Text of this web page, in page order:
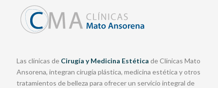
Las clínicas de Cirugía y Medicina Estética de Clínicas Mato
Ansorena, integran cirugía plástica, medicina estética y otros
tratamientos de belleza para ofrecer un servicio integral de